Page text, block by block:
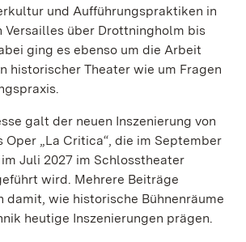
und Aufführungspraktiken in
Versailles über Drottningholm bis
ging es ebenso um die Arbeit
historischer Theater wie um Fragen
galt der neuen Inszenierung von
„La Critica“, die im September
Juli 2027 im Schlosstheater
wird. Mehrere Beiträge
damit, wie historische Bühnenräume
heutige Inszenierungen prägen.